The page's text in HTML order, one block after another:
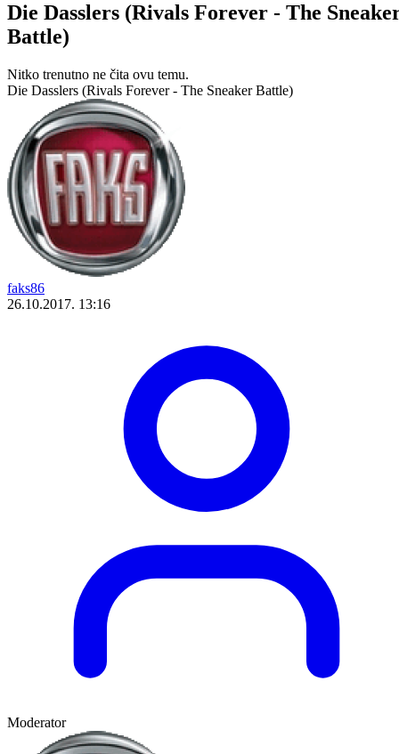
Die Dasslers (Rivals Forever - The
Battle)
Nitko trenutno ne čita ovu temu.
Die Dasslers (Rivals Forever - The Sneaker Battle)
faks86
26.10.2017. 13:16
Moderator